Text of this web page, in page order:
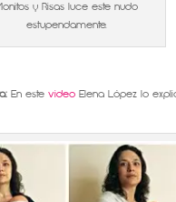
y Risas luce este nudo
estupendamente.
En este videoElena López lo